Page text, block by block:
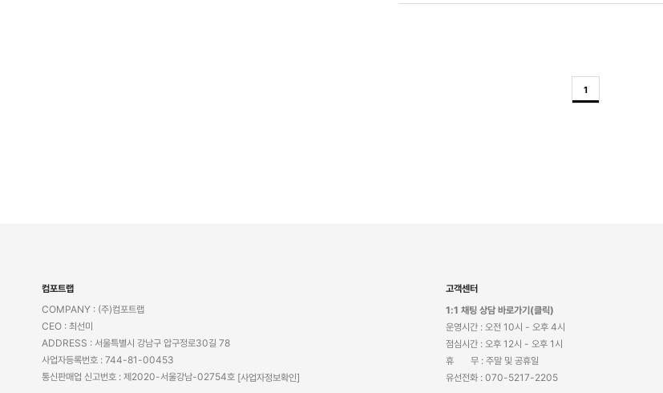
1
컴포트랩
COMPANY : (주)컴포트랩
CEO : 최선미
ADDRESS : 서울특별시 강남구 압구정로30길 78
사업자등록번호 : 744-81-00453
통신판매업 신고번호 : 제2020-서울강남-02754호 [사업자정보확인]
고객센터
1:1 채팅 상담 바로가기(클릭)
운영시간 : 오전 10시 - 오후 4시
점심시간 : 오후 12시 - 오후 1시
휴 무 : 주말 및 공휴일
유선전화 : 070-5217-2205